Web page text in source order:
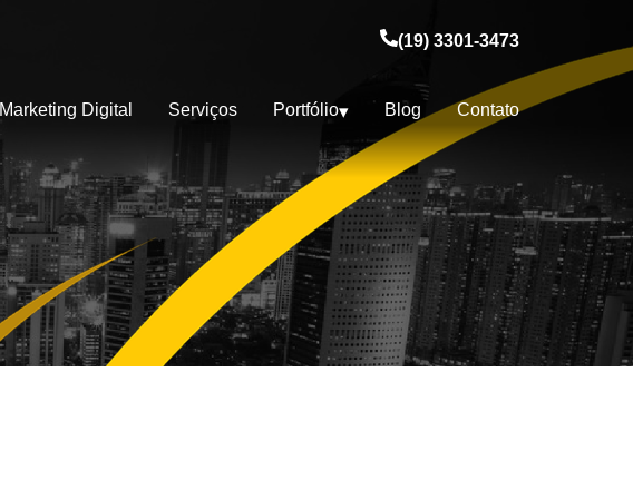
(19) 3301-3473
Marketing Digital Serviços Portfólio Blog Contato